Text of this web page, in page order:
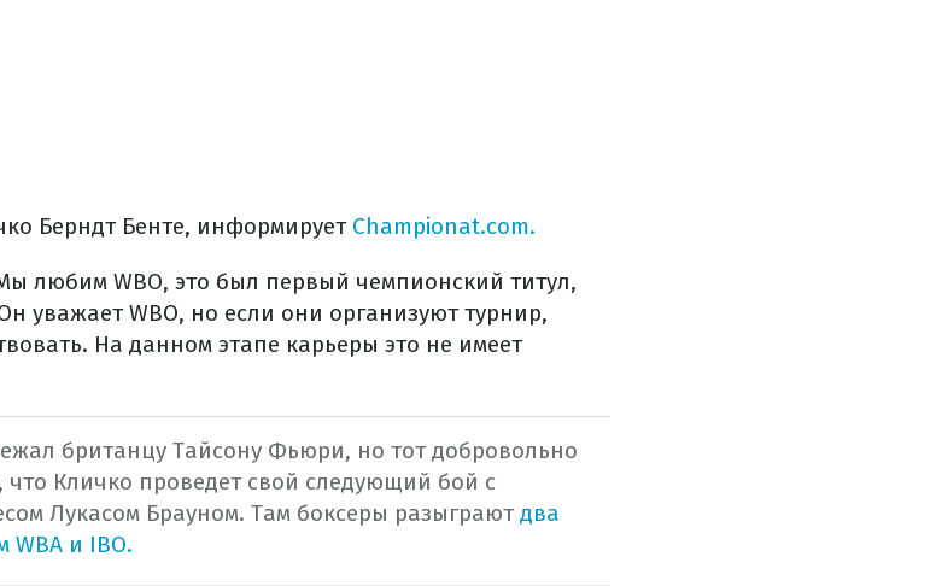
Берндт Бенте, информирует Сhampionat.com.
любим WBO, это был первый чемпионский титул,
уважает WBO, но если они организуют турнир,
На данном этапе карьеры это не имеет
британцу Тайсону Фьюри, но тот добровольно
что Кличко проведет свой следующий бой с
Лукасом Брауном. Там боксеры разыграютдва
WBA и IBO.